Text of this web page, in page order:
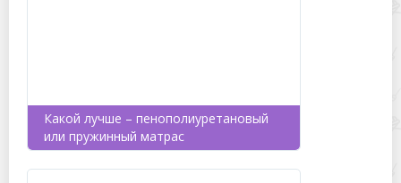
Какой лучше – пенополиуретановый
или пружинный матрас